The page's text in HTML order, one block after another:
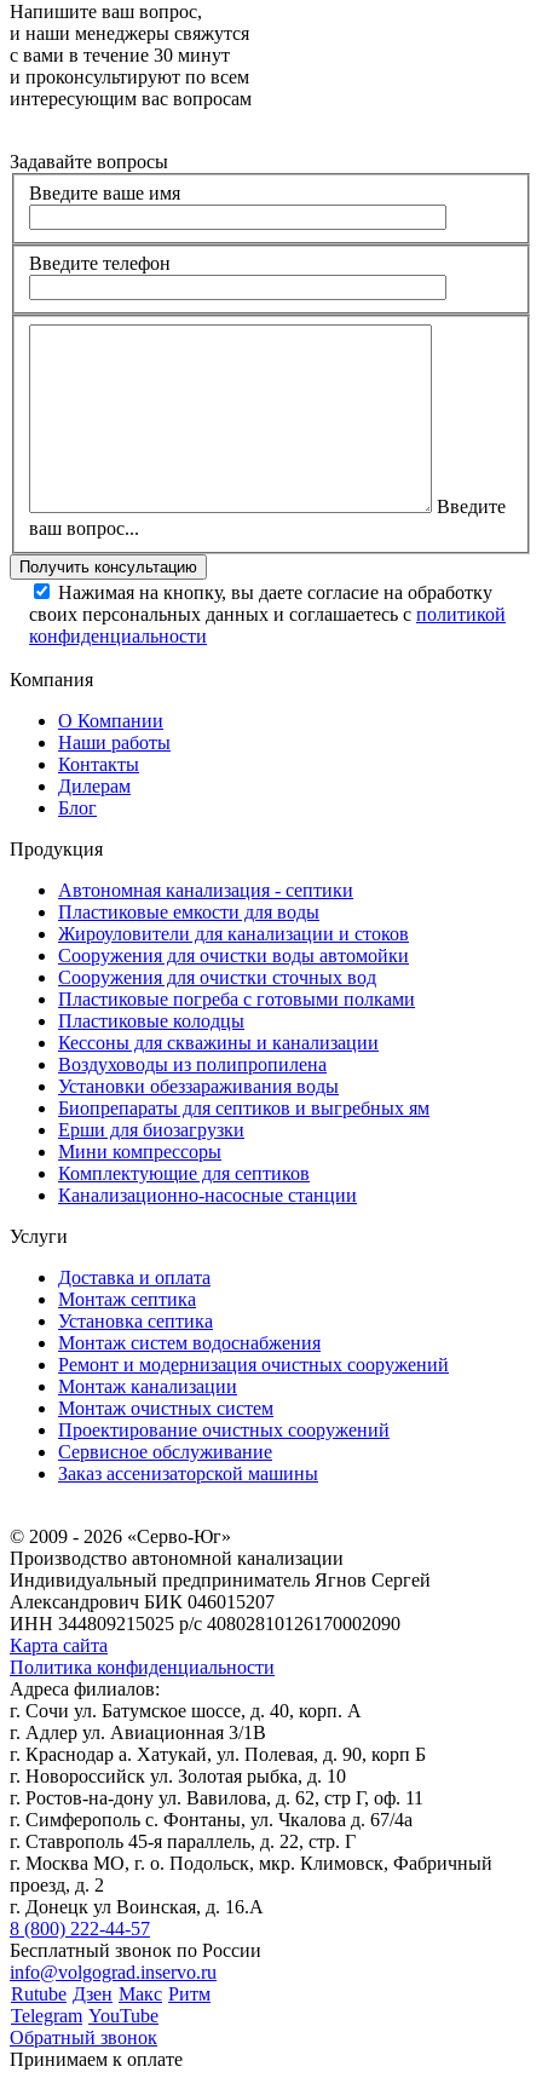
Напишите ваш вопрос,
и наши менеджеры свяжутся
с вами в течение 30 минут
и проконсультируют по всем
интересующим вас вопросам
Задавайте вопросы
Введите ваше имя
Введите телефон
Введите
ваш вопрос...
Нажимая на кнопку, вы даете согласие на обработку
своих персональных данных и соглашаетесь с политикой
конфиденциальности
Компания
О Компании
Наши работы
Контакты
Дилерам
Блог
Продукция
Автономная канализация - септики
Пластиковые емкости для воды
Жироуловители для канализации и стоков
Сооружения для очистки воды автомойки
Сооружения для очистки сточных вод
Пластиковые погреба с готовыми полками
Пластиковые колодцы
Кессоны для скважины и канализации
Воздуховоды из полипропилена
Установки обеззараживания воды
Биопрепараты для септиков и выгребных ям
Ерши для биозагрузки
Мини компрессоры
Комплектующие для септиков
Канализационно-насосные станции
Услуги
Доставка и оплата
Монтаж септика
Установка септика
Монтаж систем водоснабжения
Ремонт и модернизация очистных сооружений
Монтаж канализации
Монтаж очистных систем
Проектирование очистных сооружений
Сервисное обслуживание
Заказ ассенизаторской машины
© 2009 - 2026 «Серво-Юг»
Производство автономной канализации
Индивидуальный предприниматель Ягнов Сергей
Александрович БИК 046015207
ИНН 344809215025 р/с 40802810126170002090
Карта сайта
Политика конфиденциальности
Адреса филиалов:
г. Сочи ул. Батумское шоссе, д. 40, корп. А
г. Адлер ул. Авиационная 3/1В
г. Краснодар а. Хатукай, ул. Полевая, д. 90, корп Б
г. Новороссийск ул. Золотая рыбка, д. 10
г. Ростов-на-дону ул. Вавилова, д. 62, стр Г, оф. 11
г. Симферополь с. Фонтаны, ул. Чкалова д. 67/4а
г. Ставрополь 45-я параллель, д. 22, стр. Г
г. Москва МО, г. о. Подольск, мкр. Климовск, Фабричный
проезд, д. 2
г. Донецк ул Воинская, д. 16.А
8 (800) 222-44-57
Бесплатный звонок по России
info@volgograd.inservo.ru
Rutube Дзен Макс Ритм
Telegram YouTube
Обратный звонок
Принимаем к оплате